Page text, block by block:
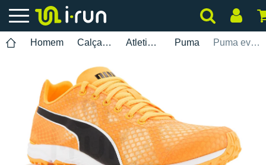
Homem Calçados Atletismo Puma Puma evoSPEED Haraka 8